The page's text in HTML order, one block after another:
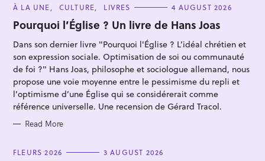
C
T
E
O
I
E
S
À LA UNE CULTURE LIVRES 4 AUGUST 2026
Pourquoi l’Église ? Un livre de Hans Joas
Dans son dernier livre "Pourquoi l'Église ? L’idéal chrétien et
son expression sociale. Optimisation de soi ou communauté
de foi ?" Hans Joas, philosophe et sociologue allemand, nous
propose une voie moyenne entre le pessimisme du repli et
l’optimisme d’une Église qui se considérerait comme
référence universelle. Une recension de Gérard Tracol.
Read More
C
FLEURS 2026 3 AUGUST 2026
e
a
r
c
h
f
o
r
: